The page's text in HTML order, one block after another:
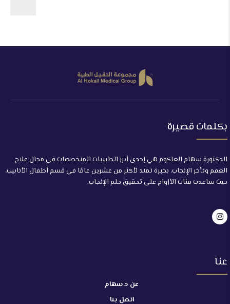
بكلمات قصيرة
الدكتورة سهام العاكوم هي إحدى أبرز الطبيبات المتخصصات في مجال علاج
العقم وتأخر الإنجاب، بخبرة تمتد لأكثر من عشرين عامًا في قسم أطفال الأنابيب،
حيث ساعدت مئات الأزواج على تحقيق حلم الإنجاب.
عنا
عن د.سهام
اتصل بنا